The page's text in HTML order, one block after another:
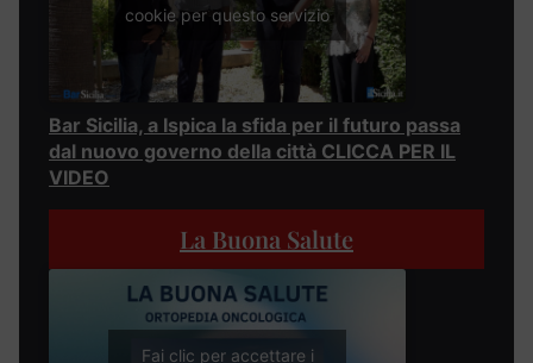
cookie per questo servizio
Bar Sicilia, a Ispica la sfida per il futuro passa
dal nuovo governo della città CLICCA PER IL
VIDEO
La Buona Salute
Fai clic per accettare i